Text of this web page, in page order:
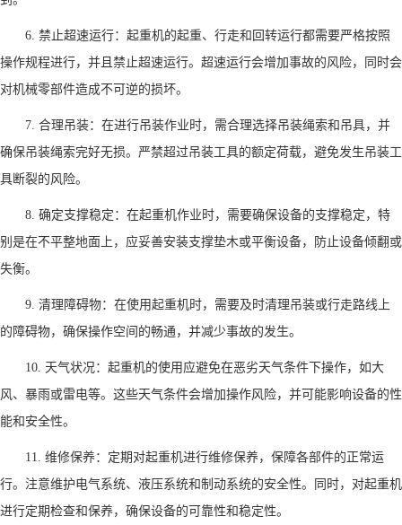
6. 禁止超速运行：起重机的起重、行走和回转运行都需要严格按照
操作规程进行，并且禁止超速运行。超速运行会增加事故的风险，同时会
对机械零部件造成不可逆的损坏。
7. 合理吊装：在进行吊装作业时，需合理选择吊装绳索和吊具，并
确保吊装绳索完好无损。严禁超过吊装工具的额定荷载，避免发生吊装工
具断裂的风险。
8. 确定支撑稳定：在起重机作业时，需要确保设备的支撑稳定，特
别是在不平整地面上，应妥善安装支撑垫木或平衡设备，防止设备倾翻或
失衡。
9. 清理障碍物：在使用起重机时，需要及时清理吊装或行走路线上
的障碍物，确保操作空间的畅通，并减少事故的发生。
10. 天气状况：起重机的使用应避免在恶劣天气条件下操作，如大
风、暴雨或雷电等。这些天气条件会增加操作风险，并可能影响设备的性
能和安全性。
11. 维修保养：定期对起重机进行维修保养，保障各部件的正常运
行。注意维护电气系统、液压系统和制动系统的安全性。同时，对起重机
进行定期检查和保养，确保设备的可靠性和稳定性。